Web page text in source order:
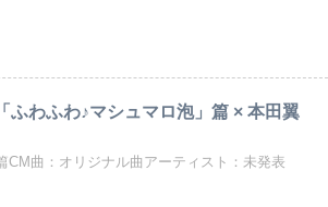
ふわふわ♪マシュマロ泡」篇 × 本田翼
曲：オリジナル曲アーティスト：未発表